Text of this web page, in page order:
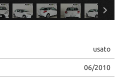
×
usato
06/2010